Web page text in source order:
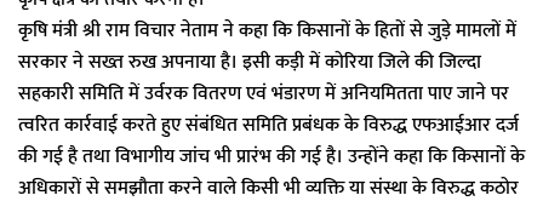
कृषि मंत्री श्री राम विचार नेताम ने कहा कि किसानों के हितों से जुड़े मामलों में
सरकार ने सख्त रुख अपनाया है। इसी कड़ी में कोरिया जिले की जिल्दा
सहकारी समिति में उर्वरक वितरण एवं भंडारण में अनियमितता पाए जाने पर
त्वरित कार्रवाई करते हुए संबंधित समिति प्रबंधक के विरुद्ध एफआईआर दर्ज
की गई है तथा विभागीय जांच भी प्रारंभ की गई है। उन्होंने कहा कि किसानों के
अधिकारों से समझौता करने वाले किसी भी व्यक्ति या संस्था के विरुद्ध कठोर